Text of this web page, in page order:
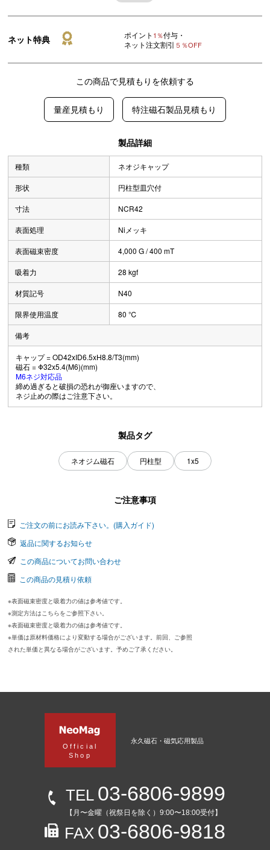
ネット特典 ポイント 1％付与・
ネット注文割引 ５％OFF
この商品で見積もりを依頼する
量産見積もり 特注磁石製品見積もり
製品詳細
種類 ネオジキャップ
形状 円柱型皿穴付
寸法 NCR42
表面処理 Niメッキ
表面磁束密度 4,000 G / 400 mT
吸着力 28 kgf
材質記号 N40
限界使用温度 80 ℃
備考
キャップ = OD42xID6.5xH8.8/T3(mm)
磁石 = Φ32x5.4(M6)(mm)
M6ネジ対応品
締め過ぎると破損の恐れが御座いますので、
ネジ止めの際はご注意下さい。
製品タグ
ネオジム磁石 円柱型 1x5
ご注意事項
ご注文の前にお読み下さい。(購入ガイド)
返品に関するお知らせ
この商品についてお問い合わせ
この商品の見積り依頼
※表面磁束密度と吸着力の値は参考値です。
※測定方法はこちらをご参照下さい。
※表面磁束密度と吸着力の値は参考値です。
※単価は原材料価格により変動する場合がございます。前回、ご参照
された単価と異なる場合がございます。予めご了承ください。
Official
Shop
永久磁石・磁気応用製品
TEL 03-6806-9899
【月〜金曜（祝祭日を除く）9:00〜18:00受付】
FAX 03-6806-9818